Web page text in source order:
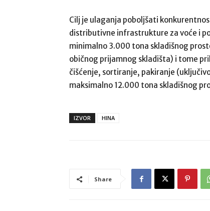
Cilj je ulaganja poboljšati
distributivne infrastrukture za voće i
minimalno 3.000 tona skladišnog
običnog prijamnog skladišta) i tome
čišćenje, sortiranje, pakiranje
maksimalno 12.000 tona skladišnog
IZVOR HINA
Share